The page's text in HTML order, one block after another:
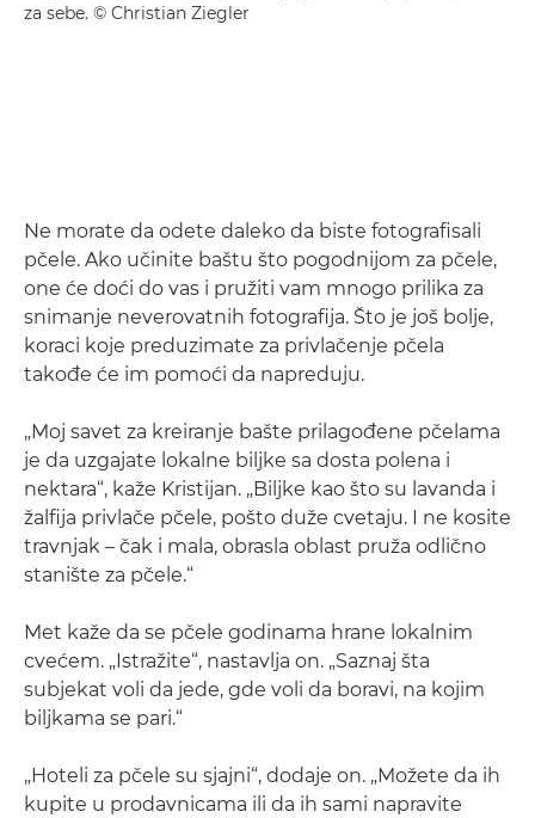
za sebe. © Christian Ziegler
Ne morate da odete daleko da biste fotografisali
pčele. Ako učinite baštu što pogodnijom za pčele,
one će doći do vas i pružiti vam mnogo prilika za
snimanje neverovatnih fotografija. Što je još bolje,
koraci koje preduzimate za privlačenje pčela
takođe će im pomoći da napreduju.
„Moj savet za kreiranje bašte prilagođene pčelama
je da uzgajate lokalne biljke sa dosta polena i
nektara“, kaže Kristijan. „Biljke kao što su lavanda i
žalfija privlače pčele, pošto duže cvetaju. I ne kosite
travnjak – čak i mala, obrasla oblast pruža odlično
stanište za pčele.“
Met kaže da se pčele godinama hrane lokalnim
cvećem. „Istražite“, nastavlja on. „Saznaj šta
subjekat voli da jede, gde voli da boravi, na kojim
biljkama se pari.“
„Hoteli za pčele su sjajni“, dodaje on. „Možete da ih
kupite u prodavnicama ili da ih sami napravite